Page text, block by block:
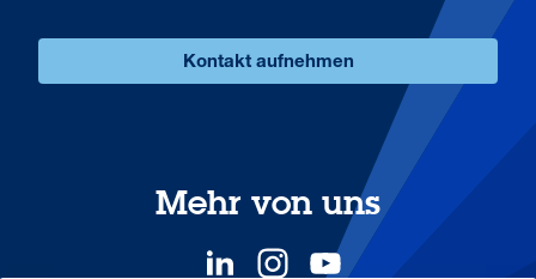
Kontakt aufnehmen
Mehr von uns